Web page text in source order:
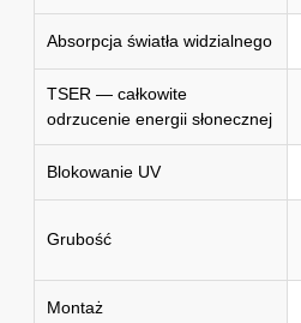
Absorpcja światła widzialnego
TSER — całkowite
odrzucenie energii słonecznej
Blokowanie UV
Grubość
Montaż